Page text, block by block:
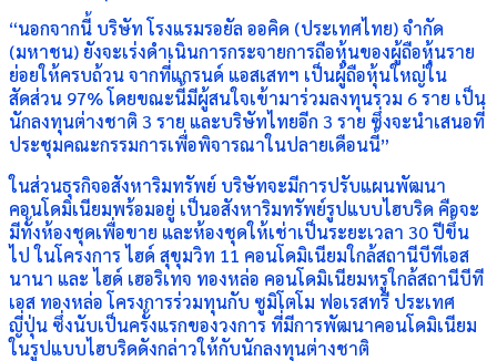
“นอกจากนี้ บริษัท โรงแรมรอยัล ออคิด (ประเทศไทย) จำกัด
(มหาชน) ยังจะเร่งดำเนินการกระจายการถือหุ้นของผู้ถือหุ้นราย
ย่อยให้ครบถ้วน จากที่แกรนด์ แอสเสทฯ เป็นผู้ถือหุ้นใหญ่ใน
สัดส่วน 97% โดยขณะนี้มีผู้สนใจเข้ามาร่วมลงทุนรวม 6 ราย เป็น
นักลงทุนต่างชาติ 3 ราย และบริษัทไทยอีก 3 ราย ซึ่งจะนำเสนอที่
ประชุมคณะกรรมการเพื่อพิจารณาในปลายเดือนนี้”
ในส่วนธุรกิจอสังหาริมทรัพย์ บริษัทจะมีการปรับแผนพัฒนา
คอนโดมิเนียมพร้อมอยู่ เป็นอสังหาริมทรัพย์รูปแบบไฮบริด คือจะ
มีทั้งห้องชุดเพื่อขาย และห้องชุดให้เช่าเป็นระยะเวลา 30 ปีขึ้น
ไป ในโครงการ ไฮด์ สุขุมวิท 11 คอนโดมิเนียมใกล้สถานีบีทีเอส
นานา และ ไฮด์ เฮอริเทจ ทองหล่อ คอนโดมิเนียมหรูใกล้สถานีบีที
เอส ทองหล่อ โครงการร่วมทุนกับ ซูมิโตโม ฟอเรสทรี ประเทศ
ญี่ปุ่น ซึ่งนับเป็นครั้งแรกของวงการ ที่มีการพัฒนาคอนโดมิเนียม
ในรูปแบบไฮบริดดังกล่าวให้กับนักลงทุนต่างชาติ